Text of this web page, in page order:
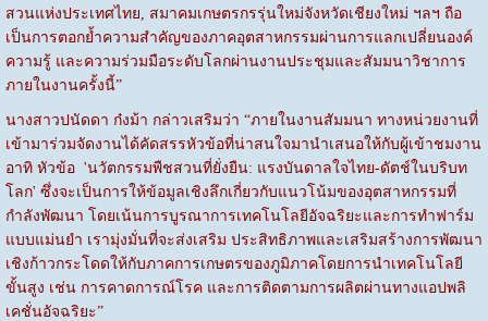
สวนแห่งประเทศไทย, สมาคมเกษตรกรรุ่นใหม่จังหวัดเชียงใหม่ ฯลฯ ถือ
เป็นการตอกย้ำความสำคัญของภาคอุตสาหกรรมผ่านการแลกเปลี่ยนองค์
ความรู้ และความร่วมมือระดับโลกผ่านงานประชุมและสัมมนาวิชาการ
ภายในงานครั้งนี้”
นางสาวปนัดดา ก๋งม้า กล่าวเสริมว่า “ภายในงานสัมมนา ทางหน่วยงานที่
เข้ามาร่วมจัดงานได้คัดสรรหัวข้อที่น่าสนใจมานำเสนอให้กับผู้เข้าชมงาน
อาทิ หัวข้อ 'นวัตกรรมพืชสวนที่ยั่งยืน: แรงบันดาลใจไทย-ดัตช์ในบริบท
โลก' ซึ่งจะเป็นการให้ข้อมูลเชิงลึกเกี่ยวกับแนวโน้มของอุตสาหกรรมที่
กำลังพัฒนา โดยเน้นการบูรณาการเทคโนโลยีอัจฉริยะและการทำฟาร์ม
แบบแม่นยำ เรามุ่งมั่นที่จะส่งเสริม ประสิทธิภาพและเสริมสร้างการพัฒนา
เชิงก้าวกระโดดให้กับภาคการเกษตรของภูมิภาคโดยการนำเทคโนโลยี
ขั้นสูง เช่น การคาดการณ์โรค และการติดตามการผลิตผ่านทางแอปพลิ
เคชั่นอัจฉริยะ”